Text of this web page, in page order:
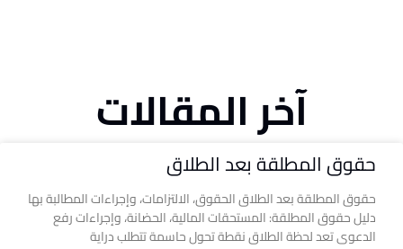
آخر المقالات
حقوق المطلقة بعد الطلاق
حقوق المطلقة بعد الطلاق الحقوق، الالتزامات، وإجراءات المطالبة بها
دليل حقوق المطلقة: المستحقات المالية، الحضانة، وإجراءات رفع
الدعوى تعد لحظة الطلاق نقطة تحول حاسمة تتطلب دراية